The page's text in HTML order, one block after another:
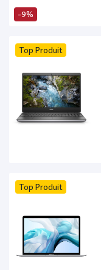
-9%
Top Produit
Top Produit